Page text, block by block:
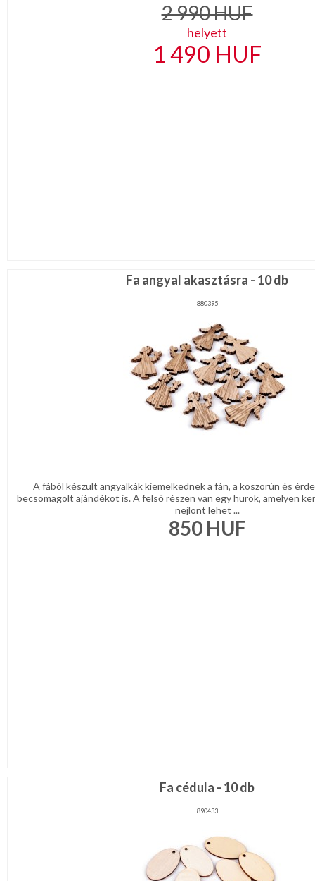
2 990HUF
helyett
1 490 HUF
Fa angyal akasztásra - 10 db
880395
A fából készült angyalkák kiemelkednek a fán, a koszorún és
becsomagolt ajándékot is. A felső részen van egy hurok, amelyen
nejlont lehet ...
850HUF
Fa cédula - 10 db
890433